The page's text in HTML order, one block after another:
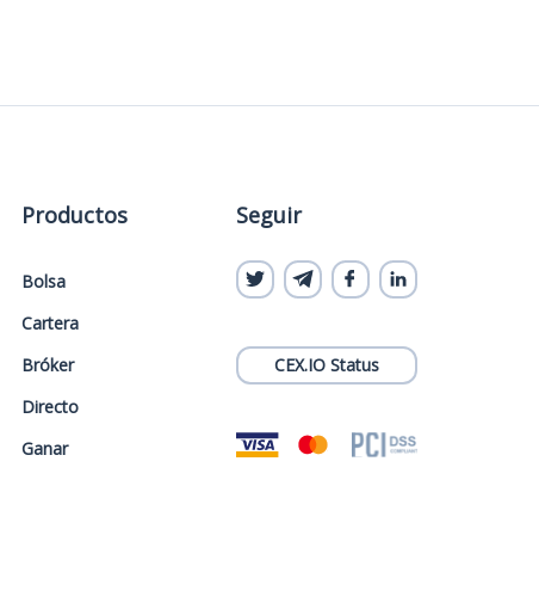
Productos
Bolsa
Cartera
Bróker
Directo
Ganar
Seguir
CEX.IO Status